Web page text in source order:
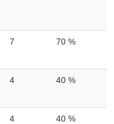
7 70 %
4 40 %
4 40 %